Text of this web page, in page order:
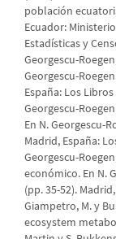
población
Ecuador:
Estadísticas y
Georgescu-
Georgescu-
España: Los
Georgescu-
En N. Georgescu-
Madrid, España:
Georgescu-
económico. En N.
(pp. 35-52).
Giampetro, M. y
ecosystem